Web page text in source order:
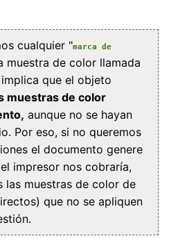
cualquier "marca de
muestra de color llamada
que el objeto
muestras de color
aunque no se hayan
Por eso, si no queremos
el documento genere
impresor nos cobraría,
las muestras de color de
que no se apliquen